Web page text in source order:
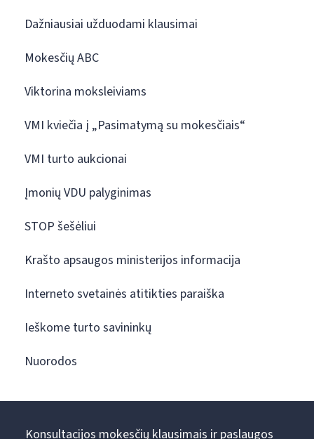
Dažniausiai užduodami klausimai
Mokesčių ABC
Viktorina moksleiviams
VMI kviečia į „Pasimatymą su mokesčiais“
VMI turto aukcionai
Įmonių VDU palyginimas
STOP šešėliui
Krašto apsaugos ministerijos informacija
Interneto svetainės atitikties paraiška
Ieškome turto savininkų
Nuorodos
Konsultacijos mokesčių klausimais ir paslaugos